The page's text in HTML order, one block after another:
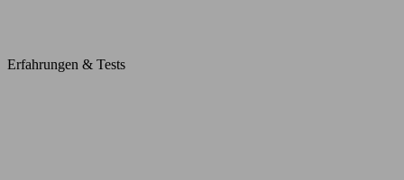
Erfahrungen & Tests